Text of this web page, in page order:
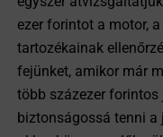
ezer forintot a motor,
tartozékainak
fejünket, amikor már
több százezer
biztonságossá tenni a